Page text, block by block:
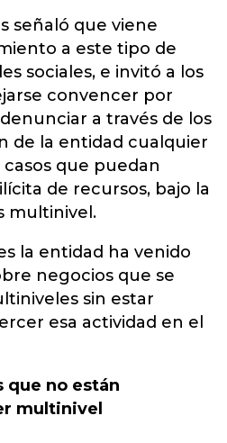
señaló que viene
a este tipo de
sociales, e invitó a los
convencer por
a través de los
de la entidad cualquier
que puedan
de recursos, bajo la
multinivel.
la entidad ha venido
negocios que se
sin estar
esa actividad en el
que no están
multinivel